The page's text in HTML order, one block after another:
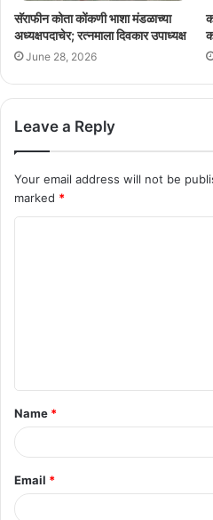
सॅराफीन कोता कोंकणी भाशा मंडळाच्या
अध्यक्षपदाचेर; रत्नमाला दिवकार उपाध्यक्ष
June 28, 2026
Leave a Reply
Your email address will not be
marked *
t
*
Name *
Email *